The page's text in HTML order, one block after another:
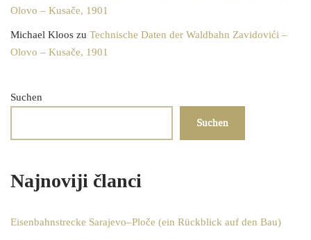
Olovo – Kusače, 1901
Michael Kloos zu Technische Daten der Waldbahn Zavidovići –
Olovo – Kusače, 1901
Suchen
Suchen
Najnoviji članci
Eisenbahnstrecke Sarajevo–Ploče (ein Rückblick auf den Bau)